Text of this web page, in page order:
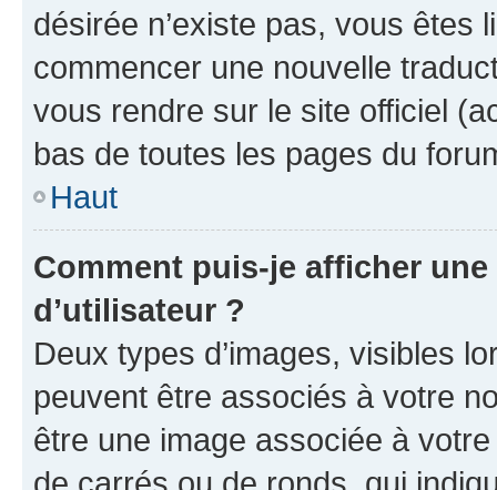
désirée n’existe pas, vous êtes
commencer une nouvelle
vous rendre sur le site officiel
bas de toutes les pages du
Haut
Comment puis-je afficher
d’utilisateur ?
Deux types d’images, visibles
peuvent être associés à votre
être une image associée à
de carrés ou de ronds, qui